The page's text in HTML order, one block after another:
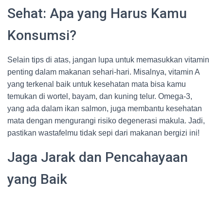
Sehat: Apa yang Harus Kamu
Konsumsi?
Selain tips di atas, jangan lupa untuk memasukkan vitamin
penting dalam makanan sehari-hari. Misalnya, vitamin A
yang terkenal baik untuk kesehatan mata bisa kamu
temukan di wortel, bayam, dan kuning telur. Omega-3,
yang ada dalam ikan salmon, juga membantu kesehatan
mata dengan mengurangi risiko degenerasi makula. Jadi,
pastikan wastafelmu tidak sepi dari makanan bergizi ini!
Jaga Jarak dan Pencahayaan
yang Baik